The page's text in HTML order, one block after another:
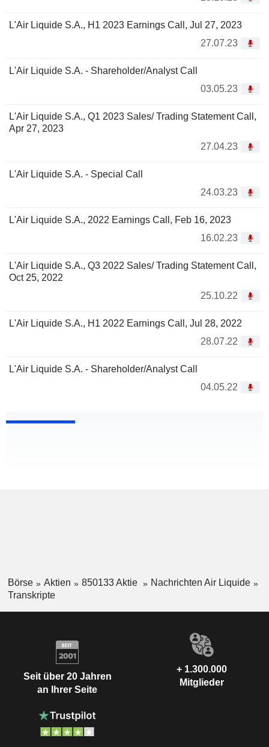
L'Air Liquide S.A., H1 2023 Earnings Call, Jul 27, 2023
27.07.23
L'Air Liquide S.A. - Shareholder/Analyst Call
03.05.23
L'Air Liquide S.A., Q1 2023 Sales/ Trading Statement Call,
Apr 27, 2023
27.04.23
L'Air Liquide S.A. - Special Call
24.03.23
L'Air Liquide S.A., 2022 Earnings Call, Feb 16, 2023
16.02.23
L'Air Liquide S.A., Q3 2022 Sales/ Trading Statement Call,
Oct 25, 2022
25.10.22
L'Air Liquide S.A., H1 2022 Earnings Call, Jul 28, 2022
28.07.22
L'Air Liquide S.A. - Shareholder/Analyst Call
04.05.22
Börse Aktien 850133 Aktie
Nachrichten Air Liquide
Transkripte
Seit über 20 Jahren
an Ihrer Seite
+ 1.300.000
Mitglieder